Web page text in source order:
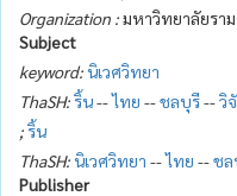
Organization :มหาวิทยาลัยรา
Subject
keyword:นิเวศวิทยา
ThaSH:ริ้น--ไทย --ชลบุรี--วิ
;ริ้น
ThaSH:นิเวศวิทยา --ไทย --ช
Publisher